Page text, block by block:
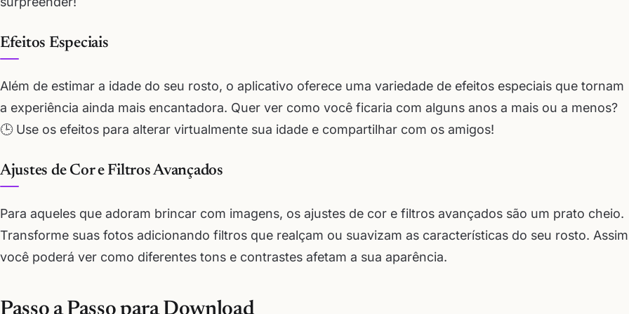
Efeitos Especiais
Além de estimar a idade do seu rosto, o aplicativo oferece uma variedade de efeitos especiais que tornam
a experiência ainda mais encantadora. Quer ver como você ficaria com alguns anos a mais ou a menos?
🕒 Use os efeitos para alterar virtualmente sua idade e compartilhar com os amigos!
Ajustes de Cor e Filtros Avançados
Para aqueles que adoram brincar com imagens, os ajustes de cor e filtros avançados são um prato cheio.
Transforme suas fotos adicionando filtros que realçam ou suavizam as características do seu rosto.
você poderá ver como diferentes tons e contrastes afetam a sua aparência.